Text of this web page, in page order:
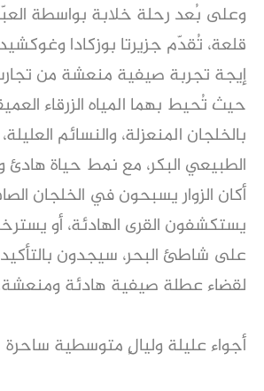
وعلى بُعد رحلة خلابة بواسطة
قلعة، تُقدّم جزيرتا بوزكادا
إيجة تجربة صيفية منعشة من تجارب
حيث تُحيط بهما المياه الزرقاء
بالخلجان المنعزلة، والنسائم
الطبيعي البكر، مع نمط حياة هادئ
أكان الزوار يسبحون في الخلجان
يستكشفون القرى الهادئة، أو
على شاطئ البحر، سيجدون بالتأكيد
لقضاء عطلة صيفية هادئة
أجواء عليلة وليالٍ متوسطية ساحرة